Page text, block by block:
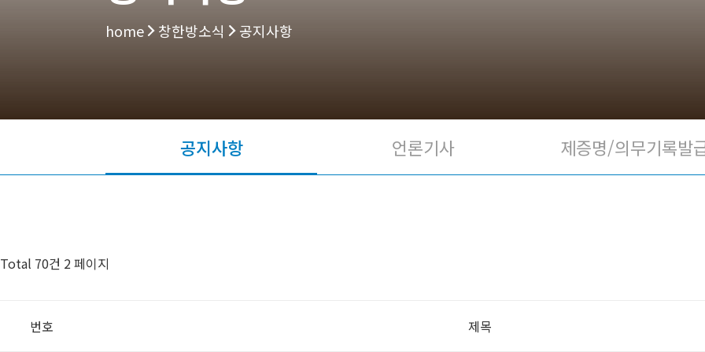
home 창한방소식 공지사항
공지사항 언론기사 제증명/의무기록발
Total 70건 2 페이지
번호 제목